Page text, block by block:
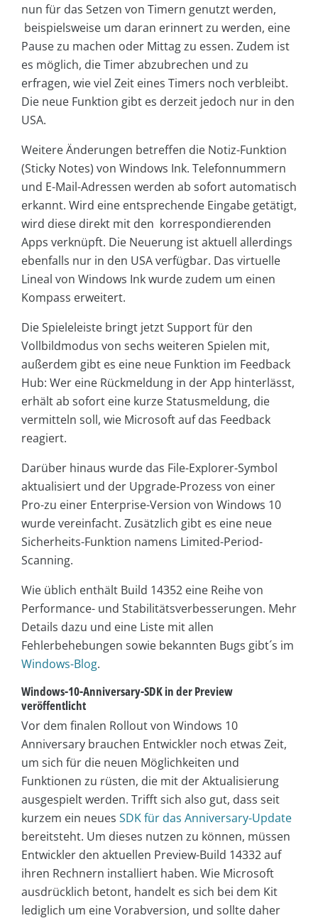
nun für das Setzen von Timern genutzt werden,
beispielsweise um daran erinnert zu werden, eine
Pause zu machen oder Mittag zu essen. Zudem ist
es möglich, die Timer abzubrechen und zu
erfragen, wie viel Zeit eines Timers noch verbleibt.
Die neue Funktion gibt es derzeit jedoch nur in den
USA.
Weitere Änderungen betreffen die Notiz-Funktion
(Sticky Notes) von Windows Ink. Telefonnummern
und E-Mail-Adressen werden ab sofort automatisch
erkannt. Wird eine entsprechende Eingabe getätigt,
wird diese direkt mit den korrespondierenden
Apps verknüpft. Die Neuerung ist aktuell allerdings
ebenfalls nur in den USA verfügbar. Das virtuelle
Lineal von Windows Ink wurde zudem um einen
Kompass erweitert.
Die Spieleleiste bringt jetzt Support für den
Vollbildmodus von sechs weiteren Spielen mit,
außerdem gibt es eine neue Funktion im Feedback
Hub: Wer eine Rückmeldung in der App hinterlässt,
erhält ab sofort eine kurze Statusmeldung, die
vermitteln soll, wie Microsoft auf das Feedback
reagiert.
Darüber hinaus wurde das File-Explorer-Symbol
aktualisiert und der Upgrade-Prozess von einer
Pro-zu einer Enterprise-Version von Windows 10
wurde vereinfacht. Zusätzlich gibt es eine neue
Sicherheits-Funktion namens Limited-Period-
Scanning.
Wie üblich enthält Build 14352 eine Reihe von
Performance- und Stabilitätsverbesserungen. Mehr
Details dazu und eine Liste mit allen
Fehlerbehebungen sowie bekannten Bugs gibt´s im
Windows-Blog.
Windows-10-Anniversary-SDK in der Preview
veröffentlicht
Vor dem finalen Rollout von Windows 10
Anniversary brauchen Entwickler noch etwas Zeit,
um sich für die neuen Möglichkeiten und
Funktionen zu rüsten, die mit der Aktualisierung
ausgespielt werden. Trifft sich also gut, dass seit
kurzem ein neues SDK für das Anniversary-Update
bereitsteht. Um dieses nutzen zu können, müssen
Entwickler den aktuellen Preview-Build 14332 auf
ihren Rechnern installiert haben. Wie Microsoft
ausdrücklich betont, handelt es sich bei dem Kit
lediglich um eine Vorabversion, und sollte daher